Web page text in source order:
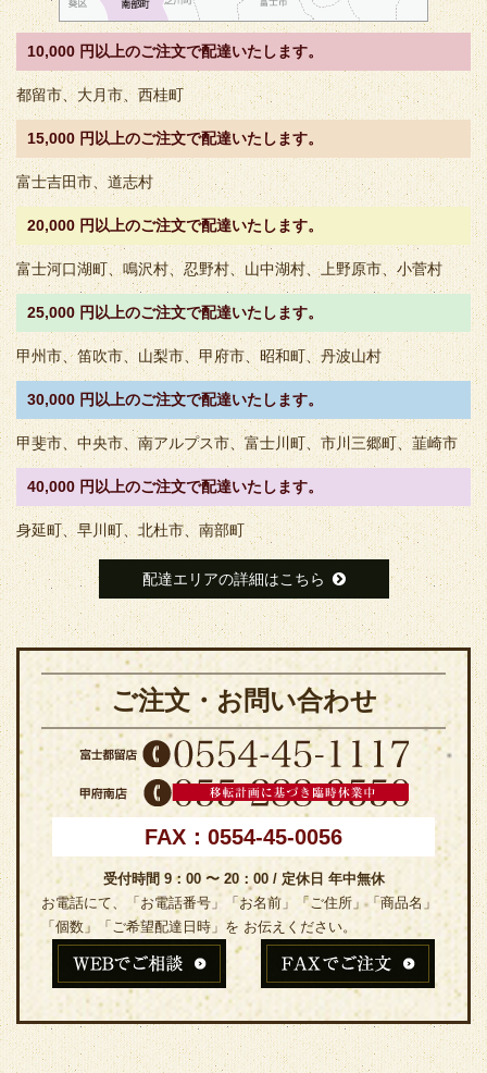
10,000 円以上のご注文で配達いたします。
都留市、大月市、西桂町
15,000 円以上のご注文で配達いたします。
富士吉田市、道志村
20,000 円以上のご注文で配達いたします。
富士河口湖町、鳴沢村、忍野村、山中湖村、上野原市、小菅村
25,000 円以上のご注文で配達いたします。
甲州市、笛吹市、山梨市、甲府市、昭和町、丹波山村
30,000 円以上のご注文で配達いたします。
甲斐市、中央市、南アルプス市、富士川町、市川三郷町、韮崎市
40,000 円以上のご注文で配達いたします。
身延町、早川町、北杜市、南部町
配達エリアの詳細はこちら
ご注文・お問い合わせ
FAX：0554-45-0056
受付時間 9：00 〜 20：00 / 定休日 年中無休
お電話にて、「お電話番号」「お名前」「ご住所」「商品名」
「個数」「ご希望配達日時」を お伝えください。